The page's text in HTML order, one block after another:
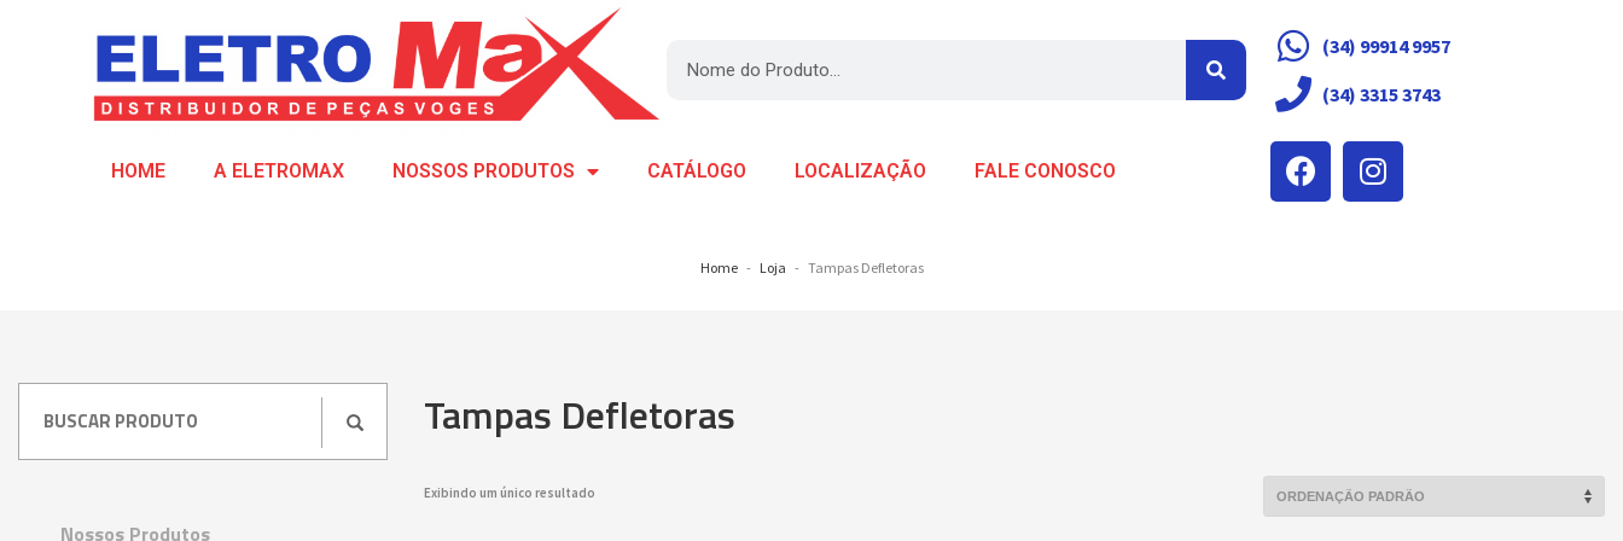
(34) 99914 9957
(34) 3315 3743
HOME A ELETROMAX NOSSOS PRODUTOS CATÁLOGO LOCALIZAÇÃO FALE CONOSCO
Home Loja Tampas Defletoras
Tampas Defletoras
Exibindo um único resultado
Nossos Produtos